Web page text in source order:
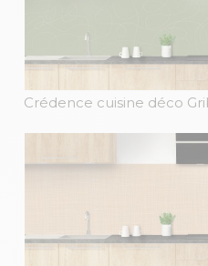
Crédence cuisine déco